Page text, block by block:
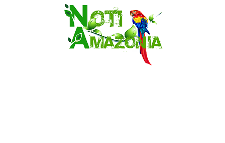
Saltar
Vozinha, el arquero sensación de
cabo Verde, ya llegó para
incorporarse a Colo Colo de Chile
Pastaza: la parroquia Diez de
Agosto eligió a su nueva reina por
La “deuda de sueño”: una alerta